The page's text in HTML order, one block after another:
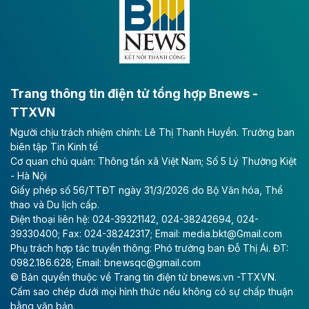
lực phát triển kinh tế - xã hội khu vực phía Nam đồng
Long Thành
Tổng công ty Cảng hàng không Việt Nam - CTCP
(ACV) vừa lập kỷ lục mới về lợi nhuận trong quý
II/2026.
Theo baodautu.vn
Vinaconex lập đỉnh doanh thu
Tổng CTCP Xuất nhập khẩu và Xây dựng Việt Nam
(Vinaconex) đã khép lại nửa đầu năm với doanh thu
thuần gần 7.268 tỷ đồng, tăng 4% so với cùng kỳ và
cũng là mức cao nhất lịch sử hoạt động của doanh
nghiệp.
Trang thông tin điện tử tổng hợp Bnews -
TTXVN
Người chịu trách nhiệm chính: Lê Thị Thanh Huyền. Trưởng ban
biên tập Tin Kinh tế
Cơ quan chủ quản: Thông tấn xã Việt Nam; Số 5 Lý Thường Kiệt
- Hà Nội
Giấy phép số 56/TTĐT ngày 31/3/2026 do Bộ Văn hóa, Thể
thao và Du lịch cấp.
Điện thoại liên hệ: 024-39321142, 024-38242694, 024-
39330400; Fax: 024-38242317; Email: media.bkt@Gmail.com
Phụ trách hợp tác truyền thông: Phó trưởng ban Đỗ Thị Ái. ĐT:
0982.186.628; Email: bnewsqc@gmail.com
© Bản quyền thuộc về Trang tin điện tử bnews.vn -TTXVN.
Cấm sao chép dưới mọi hình thức nếu không có sự chấp thuận
bằng văn bản.